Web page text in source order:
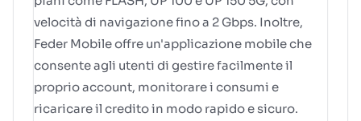
velocità di navigazione fino a 2 Gbps. Inoltre,
Feder Mobile offre un'applicazione mobile che
consente agli utenti di gestire facilmente il
proprio account, monitorare i consumi e
ricaricare il credito in modo rapido e sicuro.